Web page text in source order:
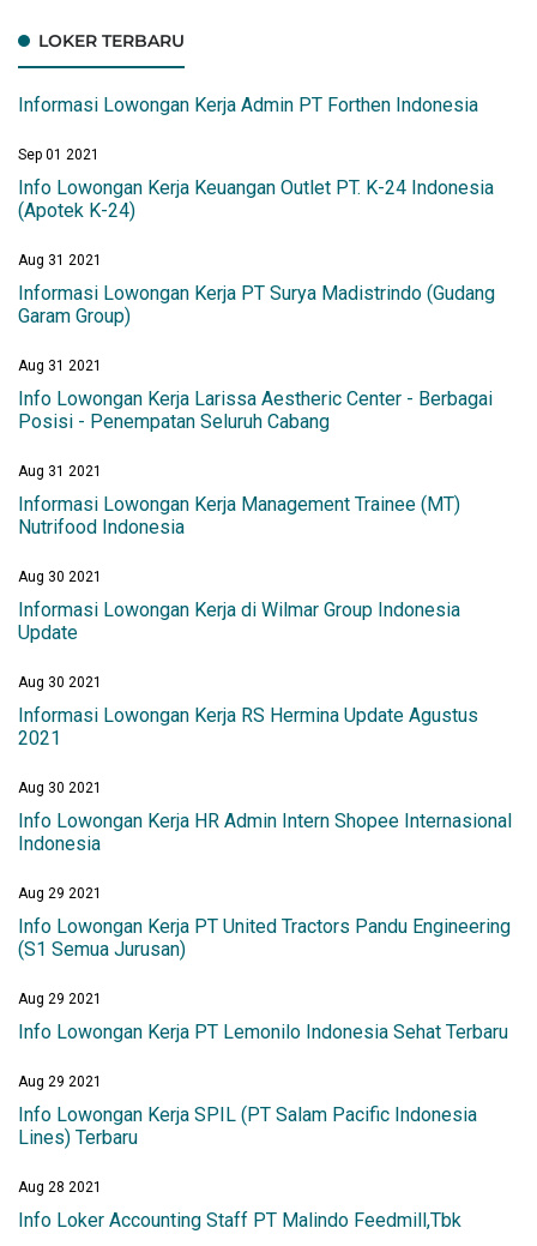
LOKER TERBARU
Informasi Lowongan Kerja Admin PT Forthen Indonesia
Sep 01 2021
Info Lowongan Kerja Keuangan Outlet PT. K-24 Indonesia
(Apotek K-24)
Aug 31 2021
Informasi Lowongan Kerja PT Surya Madistrindo (Gudang
Garam Group)
Aug 31 2021
Info Lowongan Kerja Larissa Aestheric Center - Berbagai
Posisi - Penempatan Seluruh Cabang
Aug 31 2021
Informasi Lowongan Kerja Management Trainee (MT)
Nutrifood Indonesia
Aug 30 2021
Informasi Lowongan Kerja di Wilmar Group Indonesia
Update
Aug 30 2021
Informasi Lowongan Kerja RS Hermina Update Agustus
2021
Aug 30 2021
Info Lowongan Kerja HR Admin Intern Shopee Internasional
Indonesia
Aug 29 2021
Info Lowongan Kerja PT United Tractors Pandu Engineering
(S1 Semua Jurusan)
Aug 29 2021
Info Lowongan Kerja PT Lemonilo Indonesia Sehat Terbaru
Aug 29 2021
Info Lowongan Kerja SPIL (PT Salam Pacific Indonesia
Lines) Terbaru
Aug 28 2021
Info Loker Accounting Staff PT Malindo Feedmill,Tbk